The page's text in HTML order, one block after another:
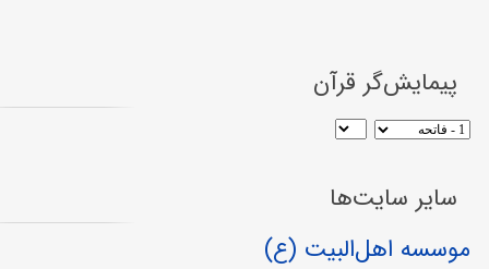
پیمایش‌گر قرآن
سایر سایت‌ها
موسسه اهل‌البیت (ع)